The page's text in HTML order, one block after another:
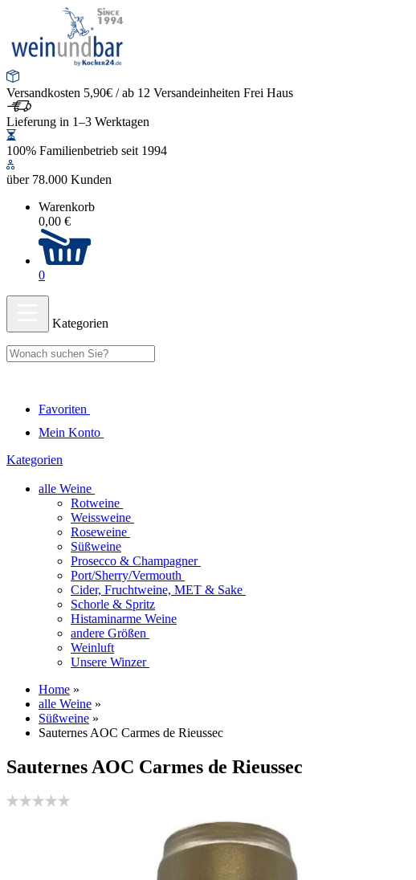
Versandkosten 5,90€ / ab 12 Versandeinheiten Frei Haus
Lieferung in 1–3 Werktagen
100% Familienbetrieb seit 1994
über 78.000 Kunden
Warenkorb
0,00 €
0
Kategorien
Favoriten
Mein Konto
Kategorien
alle Weine
Rotweine
Weissweine
Roseweine
Süßweine
Prosecco & Champagner
Port/Sherry/Vermouth
Cider, Fruchtweine, MET & Sake
Schorle & Spritz
Histaminarme Weine
andere Größen
Weinluft
Unsere Winzer
Home »
alle Weine »
Süßweine »
Sauternes AOC Carmes de Rieussec
Sauternes AOC Carmes de Rieussec